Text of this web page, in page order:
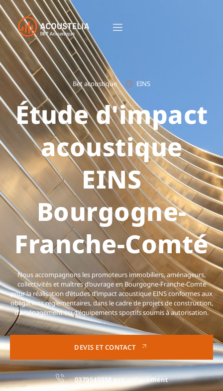
Bet acoustique EINS
Étude d'impact
acoustique
EINS
Bourgogne-
Franche-Comté
Nous accompagnons les promoteurs immobiliers, aménageurs,
collectivités et maîtres d’ouvrage en Bourgogne-Franche-Comté
pour la réalisation d’études d’impact acoustique EINS conformes aux
obligations réglementaires, dans le cadre de projets de construction,
d’aménagement ou d’équipements sportifs soumis à autorisation.
DEVIS ET CONTACT
0379540358 pro uniquement